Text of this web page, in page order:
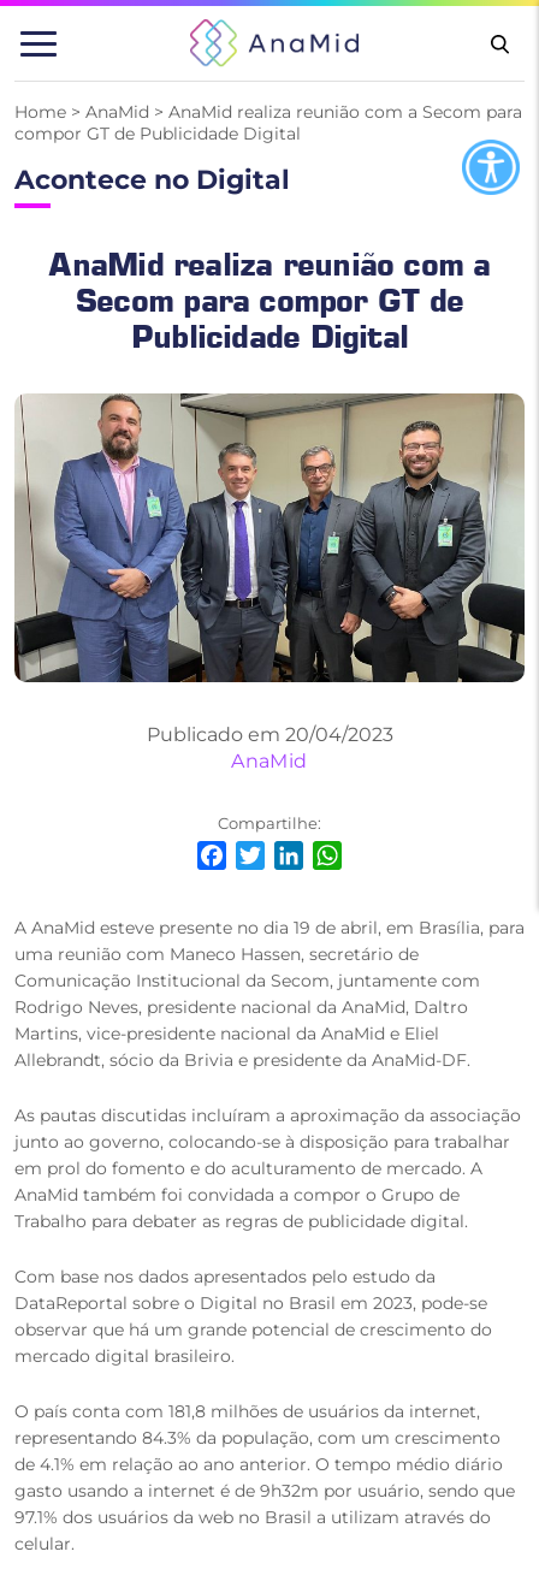
Pular
para
Home > AnaMid > AnaMid realiza reunião com a Secom para
compor GT de Publicidade Digital
Acontece no Digital
AnaMid realiza reunião com a
Secom para compor GT de
Publicidade Digital
Publicado em 20/04/2023
AnaMid
Compartilhe:
A AnaMid esteve presente no dia 19 de abril, em Brasília, para
uma reunião com Maneco Hassen, secretário de
Comunicação Institucional da Secom, juntamente com
Rodrigo Neves, presidente nacional da AnaMid, Daltro
Martins, vice-presidente nacional da AnaMid e Eliel
Allebrandt, sócio da Brivia e presidente da AnaMid-DF.
As pautas discutidas incluíram a aproximação da associação
junto ao governo, colocando-se à disposição para trabalhar
em prol do fomento e do aculturamento de mercado. A
AnaMid também foi convidada a compor o Grupo de
Trabalho para debater as regras de publicidade digital.
Com base nos dados apresentados pelo estudo da
DataReportal sobre o Digital no Brasil em 2023, pode-se
observar que há um grande potencial de crescimento do
mercado digital brasileiro.
O país conta com 181,8 milhões de usuários da internet,
representando 84.3% da população, com um crescimento
de 4.1% em relação ao ano anterior. O tempo médio diário
gasto usando a internet é de 9h32m por usuário, sendo que
97.1% dos usuários da web no Brasil a utilizam através do
celular.